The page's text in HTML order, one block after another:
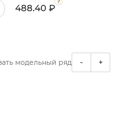
488.40 ₽
модельный ряд - +